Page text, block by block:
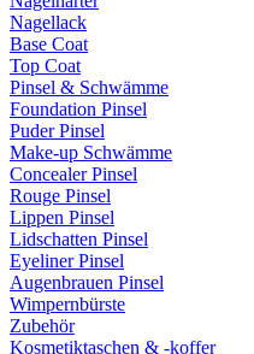
Nagellack
Base Coat
Top Coat
Pinsel & Schwämme
Foundation Pinsel
Puder Pinsel
Make-up Schwämme
Concealer Pinsel
Rouge Pinsel
Lippen Pinsel
Lidschatten Pinsel
Eyeliner Pinsel
Augenbrauen Pinsel
Wimpernbürste
Zubehör
Kosmetiktaschen & -koffer